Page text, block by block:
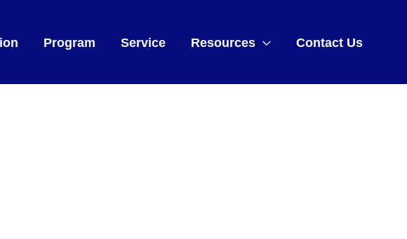
Program Service Resources Contact Us